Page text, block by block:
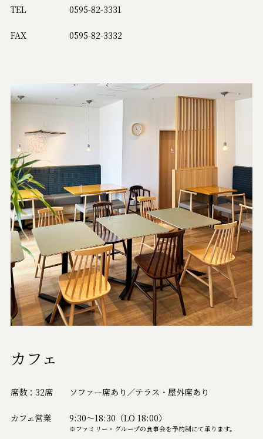
TEL 0595-82-3331
FAX 0595-82-3332
カフェ
席数：32席 ソファー席あり／テラス・屋外席あり
カフェ営業 9:30～18:30（LO 18:00）
※ファミリー・グループの食事会を予約制にて承ります。